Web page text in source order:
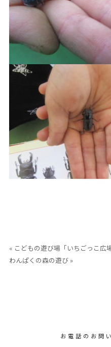
« こどもの遊び場「いちごっこ広
わんぱくの森の遊び »
お電話のお問